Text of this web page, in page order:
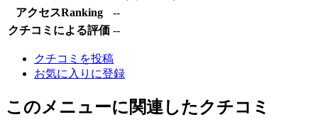
アクセスRanking
--
クチコミによる評価 --
クチコミを投稿
お気に入りに登録
このメニューに関連したクチコミ